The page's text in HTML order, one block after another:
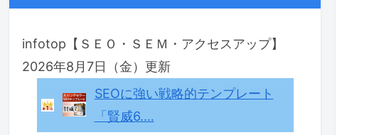
infotop【ＳＥＯ・ＳＥＭ・アクセスアップ】
2026年8月7日（金）更新
SEOに強い戦略的テンプレート
「賢威6.…